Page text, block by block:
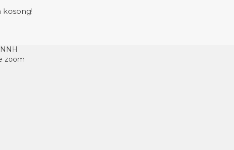
kosong!
zoom